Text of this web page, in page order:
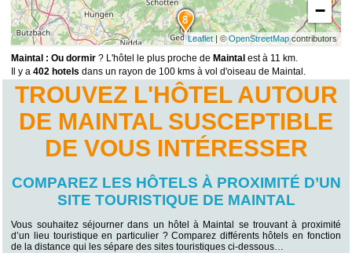
8
−
Leaflet| ©OpenStreetMapcontributors
Maintal : Ou dormir ? L'hôtel le plus proche de Maintal est à 11 km.
Il y a402 hotels dans un rayon de 100 kms à vol d'oiseau de Maintal.
TROUVEZ L'HÔTEL AUTOUR
DE MAINTAL SUSCEPTIBLE
DE VOUS INTÉRESSER
COMPAREZ LES HÔTELS À PROXIMITÉ D’UN
SITE TOURISTIQUE DE MAINTAL
Vous souhaitez séjourner dans un hôtel à Maintal se trouvant à proximité
d’un lieu touristique en particulier ? Comparez différents hôtels en fonction
de la distance qui les sépare des sites touristiques ci-dessous…